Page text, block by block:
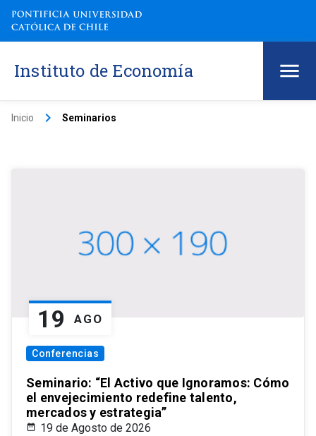
Instituto de Economía
Inicio keyboard_arrow_right Seminarios
19 AGO
Conferencias
Seminario: “El Activo que Ignoramos: Cómo
el envejecimiento redefine talento,
mercados y estrategia”
19 de Agosto de 2026